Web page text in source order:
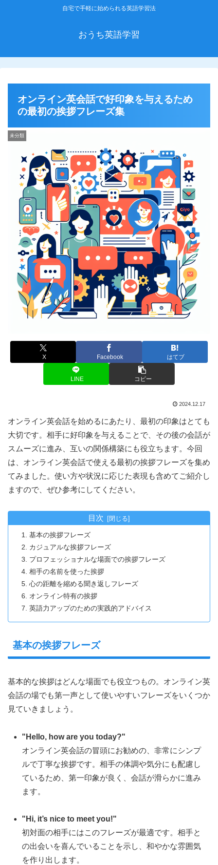
自宅で手軽に始められる英語学習法
おうち英語学習
オンライン英会話で好印象を与えるため
の最初の挨拶フレーズ集
未分類
X Facebook はてブ
LINE コピー
2024.12.17
オンライン英会話を始めるにあたり、最初の印象はとても
大切です。相手に好印象を与えることで、その後の会話が
スムーズに進み、互いの関係構築にも役立ちます。今回
は、オンライン英会話で使える最初の挨拶フレーズを集め
てみました。使い方や状況に応じた表現も含めてご紹介し
ますので、ぜひ参考にしてください。
目次
基本の挨拶フレーズ
カジュアルな挨拶フレーズ
プロフェッショナルな場面での挨拶フレーズ
相手の名前を使った挨拶
心の距離を縮める聞き返しフレーズ
オンライン特有の挨拶
英語力アップのための実践的アドバイス
基本の挨拶フレーズ
基本的な挨拶はどんな場面でも役立つもの。オンライン英
会話の場でも第一声として使いやすいフレーズをいくつか
見ていきましょう。
"Hello, how are you today?"
オンライン英会話の冒頭にお勧めの、非常にシンプ
ルで丁寧な挨拶です。相手の体調や気分にも配慮し
ているため、第一印象が良く、会話が滑らかに進み
ます。
"Hi, it’s nice to meet you!"
初対面の相手にはこのフレーズが最適です。相手と
の出会いを喜んでいることを示し、和やかな雰囲気
を作り出します。